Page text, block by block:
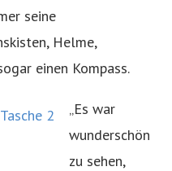
seine
Helme,
einen Kompass.
„Es war
wunderschön
zu sehen,